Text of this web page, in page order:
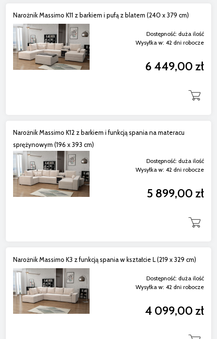
Narożnik Massimo K11 z barkiem i pufą z blatem (240 x 379 cm)
Dostępność: duża ilość
Wysyłka w: 42 dni robocze
6 449,00 zł
Narożnik Massimo K12 z barkiem i funkcją spania na materacu
sprężynowym (196 x 393 cm)
Dostępność: duża ilość
Wysyłka w: 42 dni robocze
5 899,00 zł
Narożnik Massimo K3 z funkcją spania w kształcie L (219 x 329 cm)
Dostępność: duża ilość
Wysyłka w: 42 dni robocze
4 099,00 zł